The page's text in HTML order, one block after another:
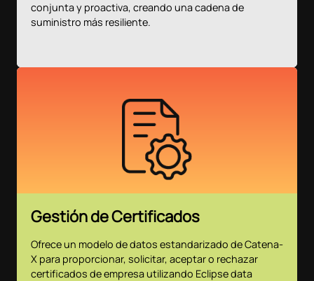
conjunta y proactiva, creando una cadena de
suministro más resiliente.
Gestión de Certificados
Ofrece un modelo de datos estandarizado de Catena-
X para proporcionar, solicitar, aceptar o rechazar
certificados de empresa utilizando Eclipse data